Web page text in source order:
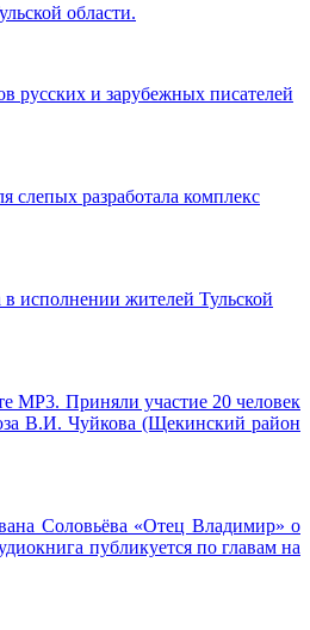
области.
русских и зарубежных писателей
слепых разработала комплекс
исполнении жителей Тульской
МР3. Приняли участие 20 человек
В.И. Чуйкова (Щекинский район
Соловьёва «Отец Владимир» о
публикуется по главам на